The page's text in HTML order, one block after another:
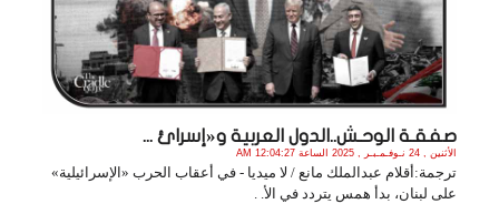
صفقـة الوحـش..الدول العربية و«إسرائ ...
الأثنين , 24 نـوفـمـبـر , 2025 الساعة 12:04:27 AM
ترجمة:أقلام عبدالملك مانع / لا ميديا - في أعقاب الحرب «الإسرائيلية»
على لبنان، بدأ همس يتردد في الأ. .